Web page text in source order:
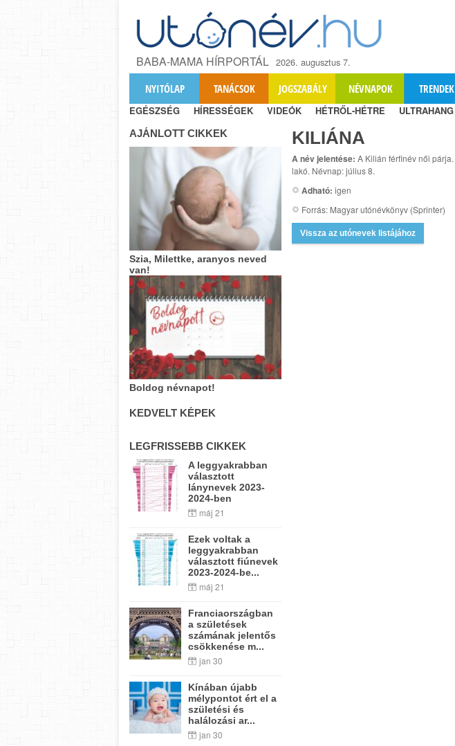
BABA-MAMA HÍRPORTÁL 2026. augusztus 7.
NYITÓLAP TANÁCSOK JOGSZABÁLY NÉVNAPOK TRENDEK
EGÉSZSÉG HÍRESSÉGEK VIDEÓK HÉTRŐL-HÉTRE ULTRAHANG
KILIÁNA
A név jelentése: A Kilián férfinév női
lakó. Névnap: július 8.
Adható: igen
Forrás: Magyar utónévkönyv (Sprinter)
Vissza az utónevek listájához
AJÁNLOTT CIKKEK
Szia, Milettke, aranyos neved
van!
Boldog névnapot!
KEDVELT KÉPEK
LEGFRISSEBB CIKKEK
A leggyakrabban
választott
lánynevek 2023-
2024-ben
máj 21
Ezek voltak a
leggyakrabban
választott fiúnevek
2023-2024-be...
máj 21
Franciaországban
a születések
számának jelentős
csökkenése m...
jan 30
Kínában újabb
mélypontot ért el a
születési és
halálozási ar...
jan 30